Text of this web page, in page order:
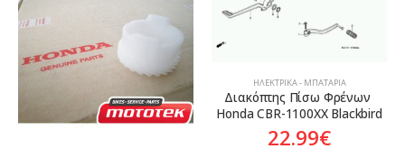
ΗΛΕΚΤΡΙΚΆ - ΜΠΑΤΑΡΊΑ
Διακόπτης Πίσω Φρένων
Honda CBR-1100XX Blackbird
22.99€